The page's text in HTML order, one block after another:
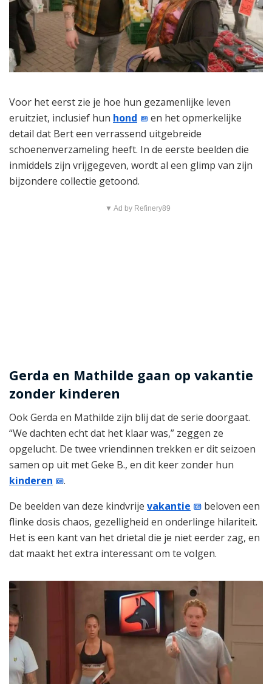
Voor het eerst zie je hoe hun gezamenlijke leven
eruitziet, inclusief hun hond
en het opmerkelijke
detail dat Bert een verrassend uitgebreide
schoenenverzameling heeft. In de eerste beelden die
inmiddels zijn vrijgegeven, wordt al een glimp van zijn
bijzondere collectie getoond.
▼ Ad by Refinery89
Gerda en Mathilde gaan op vakantie
zonder kinderen
Ook Gerda en Mathilde zijn blij dat de serie doorgaat.
“We dachten echt dat het klaar was,” zeggen ze
opgelucht. De twee vriendinnen trekken er dit seizoen
samen op uit met Geke B., en dit keer zonder hun
kinderen
.
De beelden van deze kindvrije vakantie
beloven een
flinke dosis chaos, gezelligheid en onderlinge hilariteit.
Het is een kant van het drietal die je niet eerder zag, en
dat maakt het extra interessant om te volgen.